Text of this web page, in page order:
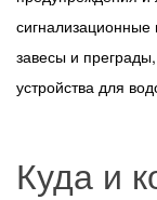
завесы и
устройства для
Куда и